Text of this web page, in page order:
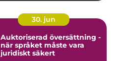
30. jun
Auktoriserad översättning -
när språket måste vara
juridiskt säkert